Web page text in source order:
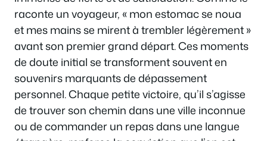
raconte un voyageur, « mon estomac se noua
et mes mains se mirent à trembler légèrement »
avant son premier grand départ. Ces moments
de doute initial se transforment souvent en
souvenirs marquants de dépassement
personnel. Chaque petite victoire, qu’il s’agisse
de trouver son chemin dans une ville inconnue
ou de commander un repas dans une langue